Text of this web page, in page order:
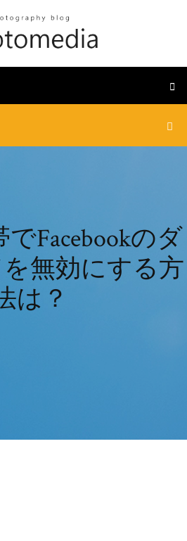
Facebookのダ
無効にする方
は？